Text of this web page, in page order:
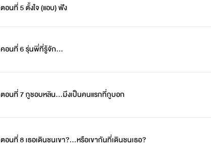
ตอนที่ 5 ตั้งใจ (แอบ) ฟัง
คอนที่ 6 รุ่นพี่ที่รู้จัก...
ตอนที่ 7 กูชอบหลิน...มึงเป็นคนแรกที่กูบอก
ตอนที่ 8 เธอเดินชนเขา?...หรือเขากันที่เดินชนเธอ?